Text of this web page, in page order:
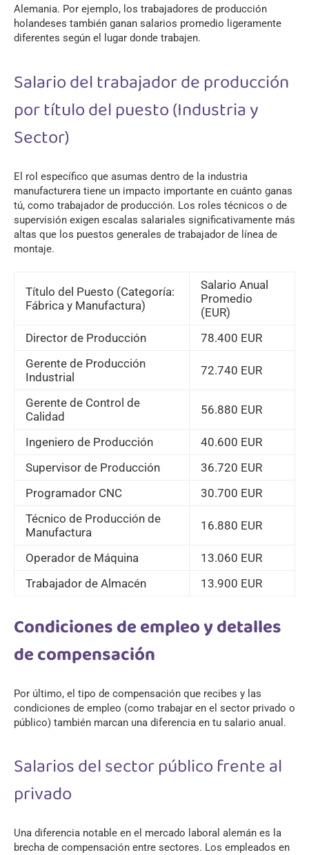
Alemania. Por ejemplo, los trabajadores de producción
holandeses también ganan salarios promedio ligeramente
diferentes según el lugar donde trabajen.
Salario del trabajador de producción
por título del puesto (Industria y
Sector)
El rol específico que asumas dentro de la industria
manufacturera tiene un impacto importante en cuánto ganas
tú, como trabajador de producción. Los roles técnicos o de
supervisión exigen escalas salariales significativamente más
altas que los puestos generales de trabajador de línea de
montaje.
Título del Puesto (Categoría:
Fábrica y Manufactura)
Salario Anual
Promedio
(EUR)
Director de Producción
78.400 EUR
Gerente de Producción
Industrial
72.740 EUR
Gerente de Control de
Calidad
56.880 EUR
Ingeniero de Producción
40.600 EUR
Supervisor de Producción
36.720 EUR
Programador CNC
30.700 EUR
Técnico de Producción de
Manufactura
16.880 EUR
Operador de Máquina
13.060 EUR
Trabajador de Almacén
13.900 EUR
Condiciones de empleo y detalles
de compensación
Por último, el tipo de compensación que recibes y las
condiciones de empleo (como trabajar en el sector privado o
público) también marcan una diferencia en tu salario anual.
Salarios del sector público frente al
privado
Una diferencia notable en el mercado laboral alemán es la
brecha de compensación entre sectores. Los empleados en